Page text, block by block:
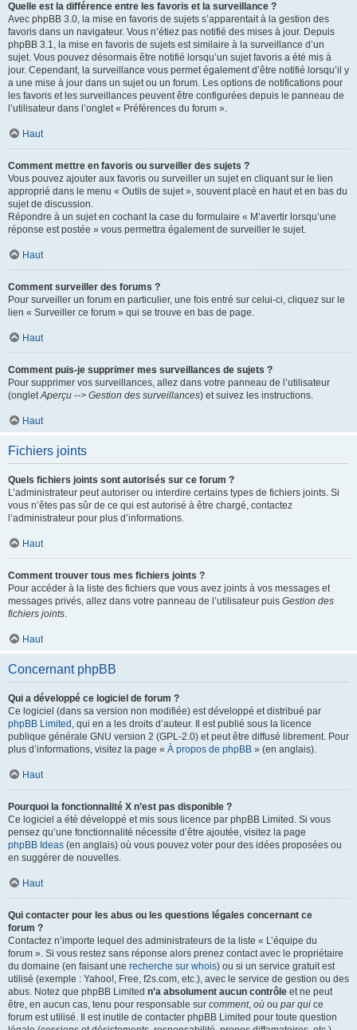
Quelle est la différence entre les favoris et la surveillance ?
Avec phpBB 3.0, la mise en favoris de sujets s’apparentait à la gestion des
favoris dans un navigateur. Vous n’étiez pas notifié des mises à jour. Depuis
phpBB 3.1, la mise en favoris de sujets est similaire à la surveillance d’un
sujet. Vous pouvez désormais être notifié lorsqu’un sujet favoris a été mis à
jour. Cependant, la surveillance vous permet également d’être notifié lorsqu’il y
a une mise à jour dans un sujet ou un forum. Les options de notifications pour
les favoris et les surveillances peuvent être configurées depuis le panneau de
l’utilisateur dans l’onglet « Préférences du forum ».
Haut
Comment mettre en favoris ou surveiller des sujets ?
Vous pouvez ajouter aux favoris ou surveiller un sujet en cliquant sur le lien
approprié dans le menu « Outils de sujet », souvent placé en haut et en bas du
sujet de discussion.
Répondre à un sujet en cochant la case du formulaire « M’avertir lorsqu’une
réponse est postée » vous permettra également de surveiller le sujet.
Haut
Comment surveiller des forums ?
Pour surveiller un forum en particulier, une fois entré sur celui-ci, cliquez sur le
lien « Surveiller ce forum » qui se trouve en bas de page.
Haut
Comment puis-je supprimer mes surveillances de sujets ?
Pour supprimer vos surveillances, allez dans votre panneau de l’utilisateur
(ongletAperçu --> Gestion des surveillances) et suivez les instructions.
Haut
Fichiers joints
Quels fichiers joints sont autorisés sur ce forum ?
L’administrateur peut autoriser ou interdire certains types de fichiers joints. Si
vous n’êtes pas sûr de ce qui est autorisé à être chargé, contactez
l’administrateur pour plus d’informations.
Haut
Comment trouver tous mes fichiers joints ?
Pour accéder à la liste des fichiers que vous avez joints à vos messages et
messages privés, allez dans votre panneau de l’utilisateur puis Gestion des
fichiers joints.
Haut
Concernant phpBB
Qui a développé ce logiciel de forum ?
Ce logiciel (dans sa version non modifiée) est développé et distribué par
phpBB Limited , qui en a les droits d’auteur. Il est publié sous la licence
publique générale GNU version 2 (GPL-2.0) et peut être diffusé librement. Pour
plus d’informations, visitez la page « À propos de phpBB » (en anglais).
Haut
Pourquoi la fonctionnalité X n’est pas disponible ?
Ce logiciel a été développé et mis sous licence par phpBB Limited. Si vous
pensez qu’une fonctionnalité nécessite d’être ajoutée, visitez la page
phpBB Ideas (en anglais) où vous pouvez voter pour des idées proposées ou
en suggérer de nouvelles.
Haut
Qui contacter pour les abus ou les questions légales concernant ce
forum ?
Contactez n’importe lequel des administrateurs de la liste « L’équipe du
forum ». Si vous restez sans réponse alors prenez contact avec le propriétaire
du domaine (en faisant une recherche sur whois) ou si un service gratuit est
utilisé (exemple : Yahoo!, Free, f2s.com, etc.), avec le service de gestion ou des
abus. Notez que phpBB Limited n’a absolument aucun contrôle et ne peut
être, en aucun cas, tenu pour responsable sur comment, où ou par qui ce
forum est utilisé. Il est inutile de contacter phpBB Limited pour toute question